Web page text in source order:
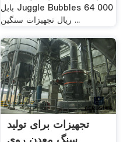
بابل Juggle Bubbles 64 000
ریال تجهیزات سنگین ...
تجهیزات برای تولید